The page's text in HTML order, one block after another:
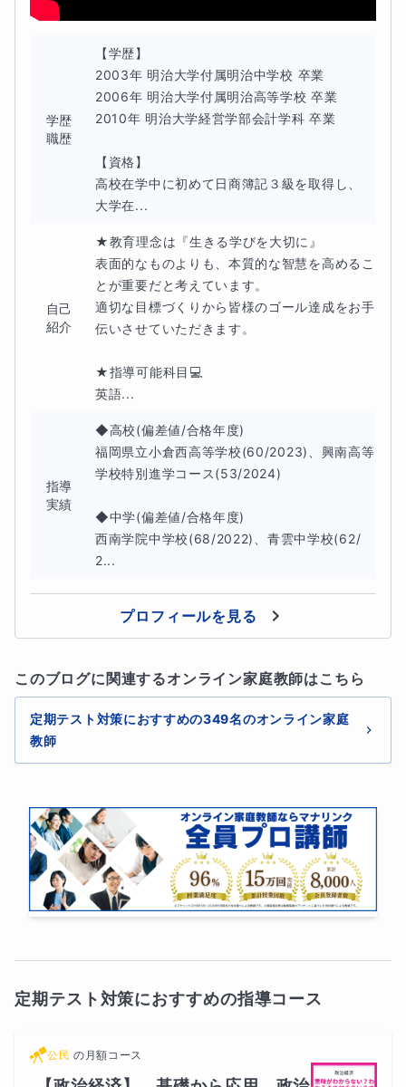
学歴
職歴
【学歴】
2003年 明治大学付属明治中学校 卒業
2006年 明治大学付属明治高等学校 卒業
2010年 明治大学経営学部会計学科 卒業
【資格】
高校在学中に初めて日商簿記３級を取得し、
大学在...
自己
紹介
★教育理念は『生きる学びを大切に』
表面的なものよりも、本質的な智慧を高めるこ
とが重要だと考えています。
適切な目標づくりから皆様のゴール達成をお手
伝いさせていただきます。
★指導可能科目💻
英語...
指導
実績
◆高校(偏差値/合格年度)
福岡県立小倉西高等学校(60/2023)、興南高等
学校特別進学コース(53/2024)
◆中学(偏差値/合格年度)
西南学院中学校(68/2022)、青雲中学校(62/
2...
プロフィールを見る
このブログに関連するオンライン家庭教師はこちら
定期テスト対策におすすめの349名のオンライン家庭
教師
定期テスト対策におすすめの指導コース
公民 の 月額コース